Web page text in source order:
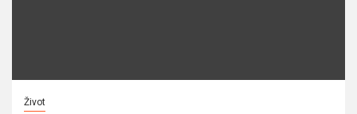
Život